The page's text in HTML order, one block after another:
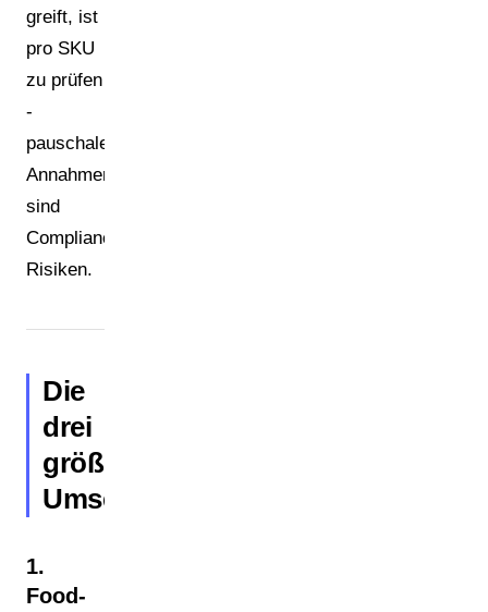
greift, ist
pro SKU
zu prüfen
-
pauschale
Annahmen
sind
Compliance-
Risiken.
Die
drei
größten
Umsetzungshürden
1.
Food-